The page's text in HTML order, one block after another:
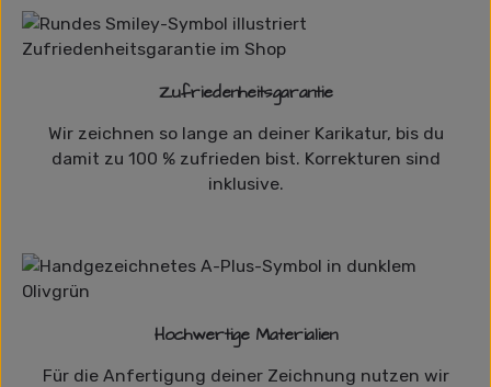
Zufriedenheitsgarantie
Wir zeichnen so lange an deiner Karikatur, bis du
damit zu 100 % zufrieden bist. Korrekturen sind
inklusive.
Hochwertige Materialien
Für die Anfertigung deiner Zeichnung nutzen wir